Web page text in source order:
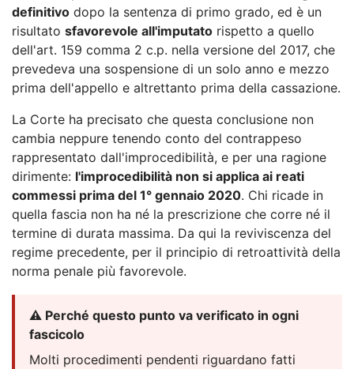
definitivo dopo la sentenza di primo grado, ed è un
risultato sfavorevole all'imputato rispetto a quello
dell'art. 159 comma 2 c.p. nella versione del 2017, che
prevedeva una sospensione di un solo anno e mezzo
prima dell'appello e altrettanto prima della cassazione.
La Corte ha precisato che questa conclusione non
cambia neppure tenendo conto del contrappeso
rappresentato dall'improcedibilità, e per una ragione
dirimente: l'improcedibilità non si applica ai reati
commessi prima del 1° gennaio 2020. Chi ricade in
quella fascia non ha né la prescrizione che corre né il
termine di durata massima. Da qui la reviviscenza del
regime precedente, per il principio di retroattività della
norma penale più favorevole.
⚠️ Perché questo punto va verificato in ogni
fascicolo
Molti procedimenti pendenti riguardano fatti